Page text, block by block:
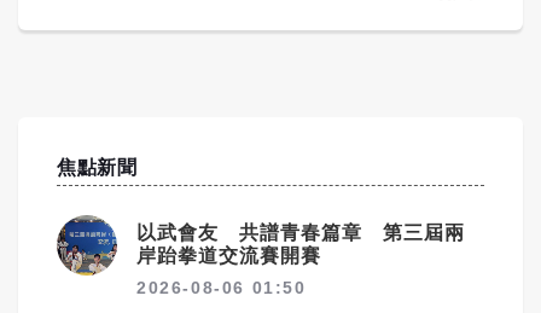
焦點新聞
以武會友 共譜青春篇章 第三屆兩
岸跆拳道交流賽開賽
2026-08-06 01:50